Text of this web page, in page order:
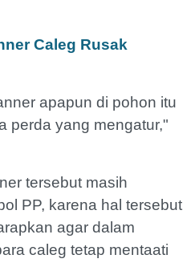
Caleg Rusak
apapun di pohon itu
perda yang mengatur,"
tersebut masih
PP, karena hal tersebut
agar dalam
caleg tetap mentaati